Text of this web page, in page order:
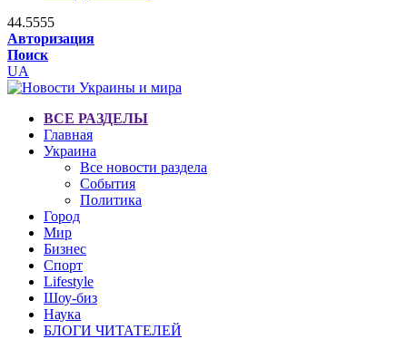
44.5555
Авторизация
Поиск
UA
ВСЕ РАЗДЕЛЫ
Главная
Украина
Все новости раздела
События
Политика
Город
Мир
Бизнес
Спорт
Lifestyle
Шоу-биз
Наука
БЛОГИ ЧИТАТЕЛЕЙ